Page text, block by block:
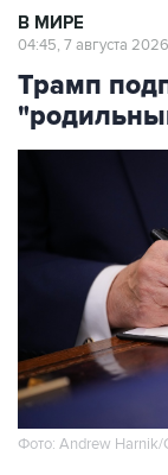
В МИРЕ
04:45, 7 августа 2026
Трамп
Фото: Andrew Harnik/